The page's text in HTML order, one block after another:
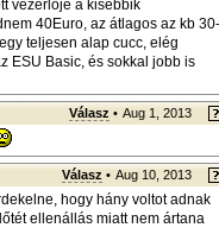
vezérlője a kisebbik
40Euro, az átlagos az kb 30-
teljesen alap cucc, elég
ESU Basic, és sokkal jobb is
Válasz • Aug 1, 2013
Válasz • Aug 10, 2013
hogy hány voltot adnak
ellenállás miatt nem ártana